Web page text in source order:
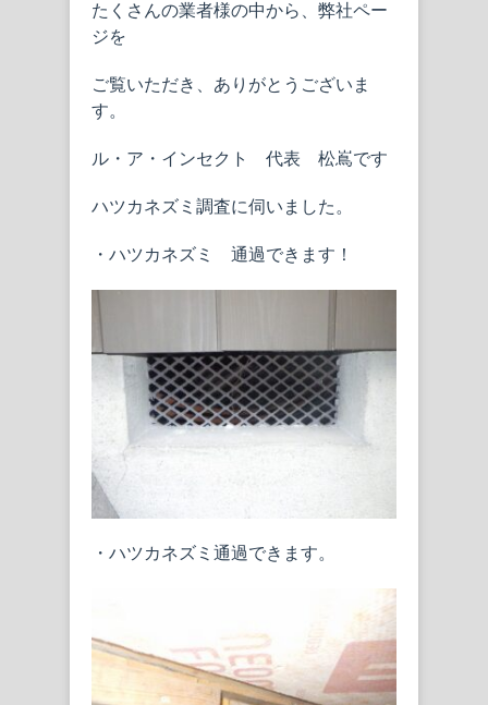
たくさんの業者様の中から、弊社ペー
ジを
ご覧いただき、ありがとうございま
す。
ル・ア・インセクト 代表 松嶌です
ハツカネズミ調査に伺いました。
・ハツカネズミ 通過できます！
・ハツカネズミ通過できます。